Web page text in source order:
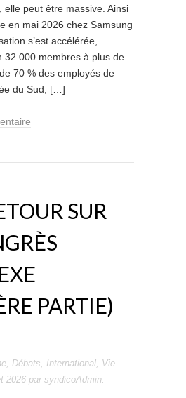
elle peut être massive. Ainsi
en mai 2026 chez Samsung
s’est accélérée,
32 000 membres à plus de
70 % des employés de
du Sud, […]
SUR
PARTIE)
, Débats, International, Vie
2026 par syndicoAdmin.